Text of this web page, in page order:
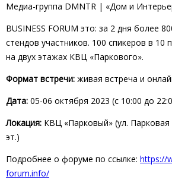
Медиа-группа DMNTR | «Дом и
BUSINESS FORUM это: за 2 дня более
стендов участников. 100 спикеров в 10
на двух этажах КВЦ «Паркового».
Формат встречи: живая встреча и
Дата: 05-06 октября 2023 (с 10:00 до
Локация: КВЦ «Парковый» (ул. Парковая
эт.)
Подробнее о форуме по ссылке: https://
forum.info/